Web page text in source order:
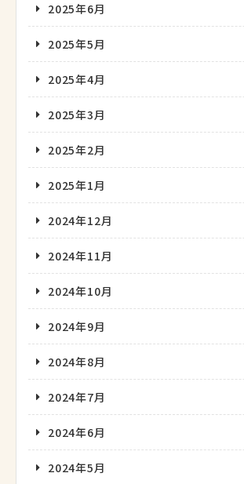
2025年6月
2025年5月
2025年4月
2025年3月
2025年2月
2025年1月
2024年12月
2024年11月
2024年10月
2024年9月
2024年8月
2024年7月
2024年6月
2024年5月